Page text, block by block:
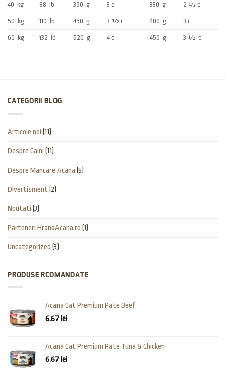
40 kg 88 lb 390g 3 c 330g 2 ½ c
50 kg 110 lb 450g 3 ½c 400g 3 c
60 kg 132 lb 520g 4 c 450g 3 ½c
CATEGORII BLOG
Articole noi (11)
Despre Caini (11)
Despre Mancare Acana (5)
Divertisment (2)
Noutati (3)
Parteneri HranaAcana.ro (1)
Uncategorized (3)
PRODUSE RCOMANDATE
Acana Cat Premium Pate Beef
6.67 lei
Acana Cat Premium Pate Tuna & Chicken
6.67 lei